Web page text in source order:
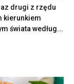
drugi z rzędu
kierunkiem
świata według...